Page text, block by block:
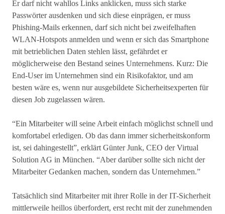
Er darf nicht wahllos Links anklicken, muss sich starke
Passwörter ausdenken und sich diese einprägen, er muss
Phishing-Mails erkennen, darf sich nicht bei zweifelhaften
WLAN-Hotspots anmelden und wenn er sich das Smartphone
mit betrieblichen Daten stehlen lässt, gefährdet er
möglicherweise den Bestand seines Unternehmens. Kurz: Die
End-User im Unternehmen sind ein Risikofaktor, und am
besten wäre es, wenn nur ausgebildete Sicherheitsexperten für
diesen Job zugelassen wären.
“Ein Mitarbeiter will seine Arbeit einfach möglichst schnell und
komfortabel erledigen. Ob das dann immer sicherheitskonform
ist, sei dahingestellt”, erklärt Günter Junk, CEO der Virtual
Solution AG in München. “Aber darüber sollte sich nicht der
Mitarbeiter Gedanken machen, sondern das Unternehmen.”
Tatsächlich sind Mitarbeiter mit ihrer Rolle in der IT-Sicherheit
mittlerweile heillos überfordert, erst recht mit der zunehmenden